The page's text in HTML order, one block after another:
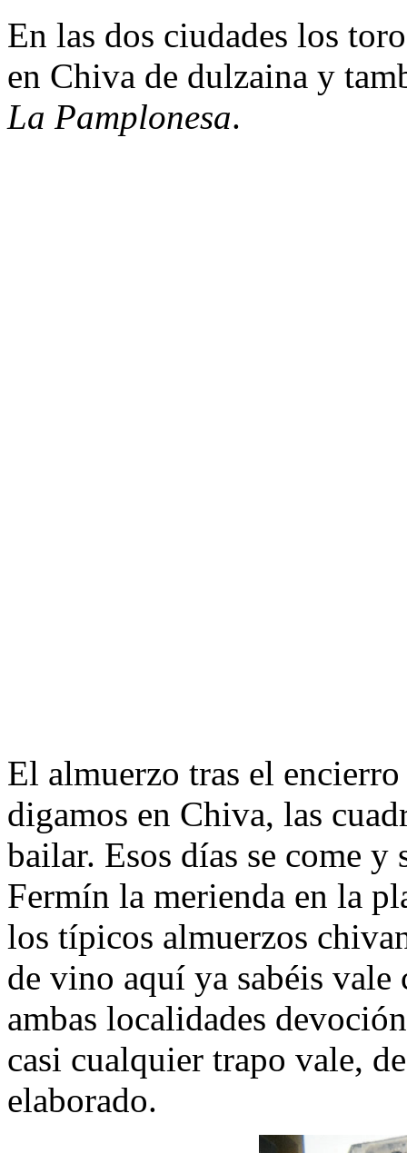
En las dos ciudades los
en Chiva de dulzaina y
La Pamplonesa.
El almuerzo tras el
digamos en Chiva, las
bailar. Esos días se come
Fermín la merienda en la
los típicos almuerzos
de vino aquí ya sabéis
ambas localidades
casi cualquier trapo vale,
elaborado.